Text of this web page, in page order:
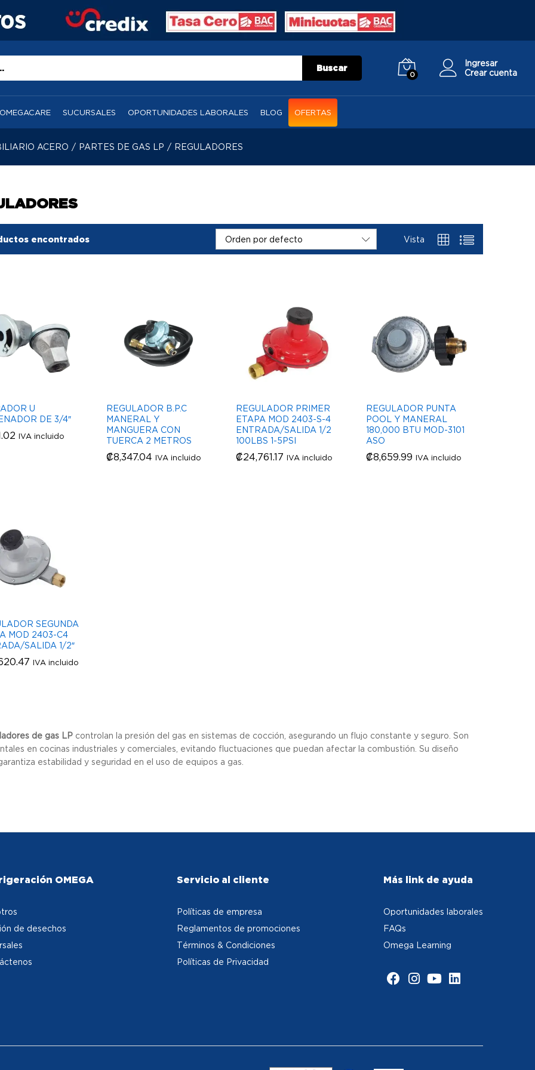
Buscar
0
Ingresar
Crear cuenta
OMEGACARE SUCURSALES OPORTUNIDADES LABORALES BLOG OFERTAS
ACERO / PARTES DE GAS LP / REGULADORES
encontrados Vista
Orden por defecto
U
DE 3/4″
IVA incluido
REGULADOR B.P.C
MANERAL Y
MANGUERA CON
TUERCA 2 METROS
₡8,347.04 IVA incluido
₡8,347.04
REGULADOR PRIMER
ETAPA MOD 2403-S-4
ENTRADA/SALIDA 1/2
100LBS 1-5PSI
₡24,761.17 IVA incluido
₡24,761.17
REGULADOR PUNTA
POOL Y MANERAL
180,000 BTU MOD-3101
ASO
₡8,659.99 IVA incluido
₡8,659.99
SEGUNDA
MOD 2403-C4
SALIDA 1/2″
IVA incluido
de gas LP controlan la presión del gas en sistemas de cocción, asegurando un flujo constante y seguro. Son
en cocinas industriales y comerciales, evitando fluctuaciones que puedan afectar la combustión. Su diseño
estabilidad y seguridad en el uso de equipos a gas.
OMEGA
de desechos
Servicio al cliente
Políticas de empresa
Reglamentos de promociones
Términos & Condiciones
Políticas de Privacidad
Más link de ayuda
Oportunidades laborales
FAQs
Omega Learning